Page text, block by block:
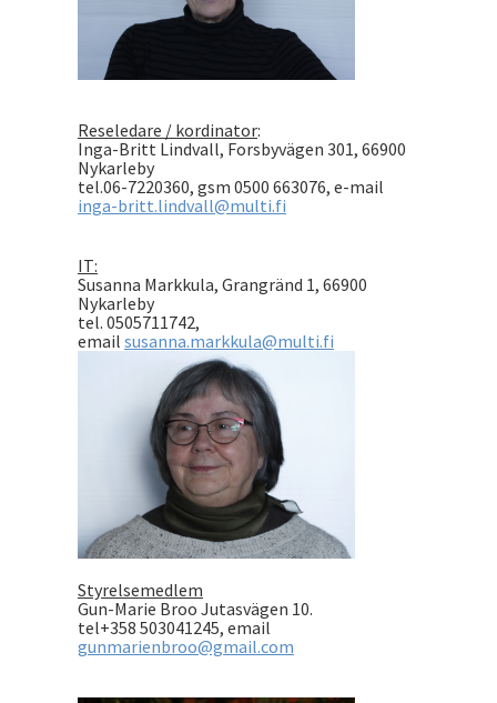
Reseledare / kordinator:
Inga-Britt Lindvall, Forsbyvägen 301, 66900
Nykarleby
tel.06-7220360, gsm 0500 663076, e-mail
inga-britt.lindvall@multi.fi
IT:
Susanna Markkula, Grangränd 1, 66900
Nykarleby
tel. 0505711742,
email susanna.markkula@multi.fi
Styrelsemedlem
Gun-Marie Broo Jutasvägen 10.
tel+358 503041245, email
gunmarienbroo@gmail.com